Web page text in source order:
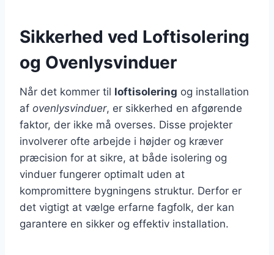
Sikkerhed ved Loftisolering
og Ovenlysvinduer
Når det kommer til loftisolering og installation
af ovenlysvinduer, er sikkerhed en afgørende
faktor, der ikke må overses. Disse projekter
involverer ofte arbejde i højder og kræver
præcision for at sikre, at både isolering og
vinduer fungerer optimalt uden at
kompromittere bygningens struktur. Derfor er
det vigtigt at vælge erfarne fagfolk, der kan
garantere en sikker og effektiv installation.